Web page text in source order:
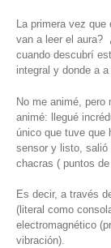
La primera vez
van a leer el aura?
cuando descubrí
integral y donde a
No me animé,
animé: llegué
único que tuve que
sensor y listo, salió
chacras ( puntos
Es decir, a través
(literal como
electromagnético
vibración).